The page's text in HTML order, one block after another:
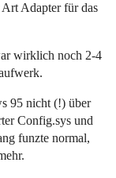
Adapter für das
wirklich noch 2-4
95 nicht (!) über
Config.sys und
funzte normal,